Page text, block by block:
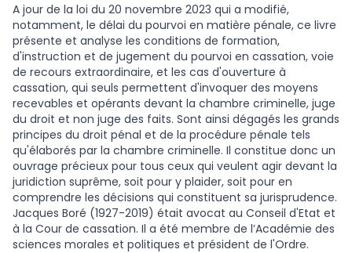
A jour de la loi du 20 novembre 2023 qui a modifié,
notamment, le délai du pourvoi en matière pénale, ce livre
présente et analyse les conditions de formation,
d'instruction et de jugement du pourvoi en cassation, voie
de recours extraordinaire, et les cas d'ouverture à
cassation, qui seuls permettent d'invoquer des moyens
recevables et opérants devant la chambre criminelle, juge
du droit et non juge des faits. Sont ainsi dégagés les grands
principes du droit pénal et de la procédure pénale tels
qu'élaborés par la chambre criminelle. Il constitue donc un
ouvrage précieux pour tous ceux qui veulent agir devant la
juridiction suprême, soit pour y plaider, soit pour en
comprendre les décisions qui constituent sa jurisprudence.
Jacques Boré (1927-2019) était avocat au Conseil d'Etat et
à la Cour de cassation. Il a été membre de l’Académie des
sciences morales et politiques et président de l'Ordre.